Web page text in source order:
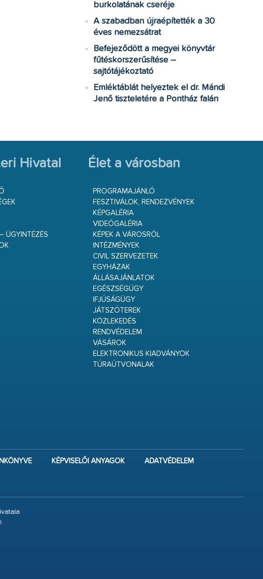
burkolatának cseréje
A szabadban újraépítették a 30
éves nemezsátrat
Befejeződött a megyei könyvtár
fűtéskorszerűsítése –
sajtótájékoztató
Emléktáblát helyeztek el dr. Mándi
Jenő tiszteletére a Pontház falán
Hivatal
ÜGYINTÉZÉS
Élet a városban
PROGRAMAJÁNLÓ
FESZTIVÁLOK, RENDEZVÉNYEK
KÉPGALÉRIA
VIDEÓGALÉRIA
KÉPEK A VÁROSRÓL
INTÉZMÉNYEK
CIVIL SZERVEZETEK
EGYHÁZAK
ÁLLÁSAJÁNLATOK
EGÉSZSÉGÜGY
IFJÚSÁGÜGY
JÁTSZÓTEREK
KÖZLEKEDÉS
RENDVÉDELEM
VÁSÁROK
ELEKTRONIKUS KIADVÁNYOK
TÚRAÚTVONALAK
KÉPVISELŐI ANYAGOK ADATVÉDELEM